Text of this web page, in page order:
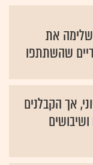
את
שהשתתפו
אך הקבלנים